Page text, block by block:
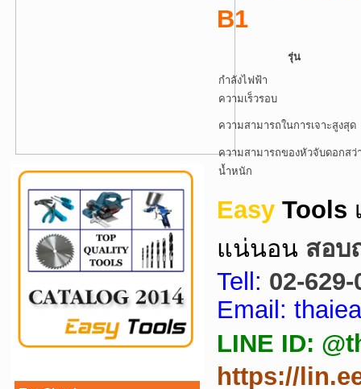
B1
รุ่น
กำลังไฟฟ้า
ความเร็วรอบ
ความสามารถในการเจาะสูงสุด
ความสามารถของหัวจับดอกสว่
น้ำหนัก
Easy Tools
แน่นอน สอบ
Tell: 02-629-
Email:
LINE ID:
https://